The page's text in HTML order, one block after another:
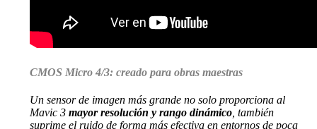
CMOS Micro 4/3: creado para obras maestras
Un sensor de imagen más grande no solo proporciona al
Mavic 3 mayor resolución y rango dinámico, también
suprime el ruido de forma más efectiva en entornos de poca